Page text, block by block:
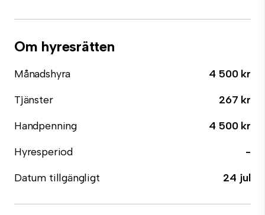
Om hyresrätten
Månadshyra
4 500 kr
Tjänster
267 kr
Handpenning
4 500 kr
Hyresperiod
-
Datum tillgängligt
24 jul